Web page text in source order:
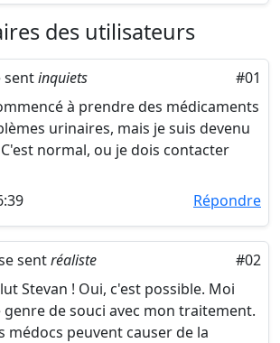
des utilisateurs
sentinquiets
#01
à prendre des médicaments
urinaires, mais je suis devenu
normal, ou je dois contacter
Répondre
sentréaliste
#02
Stevan ! Oui, c'est possible. Moi
genre de souci avec mon traitement.
médocs peuvent causer de la